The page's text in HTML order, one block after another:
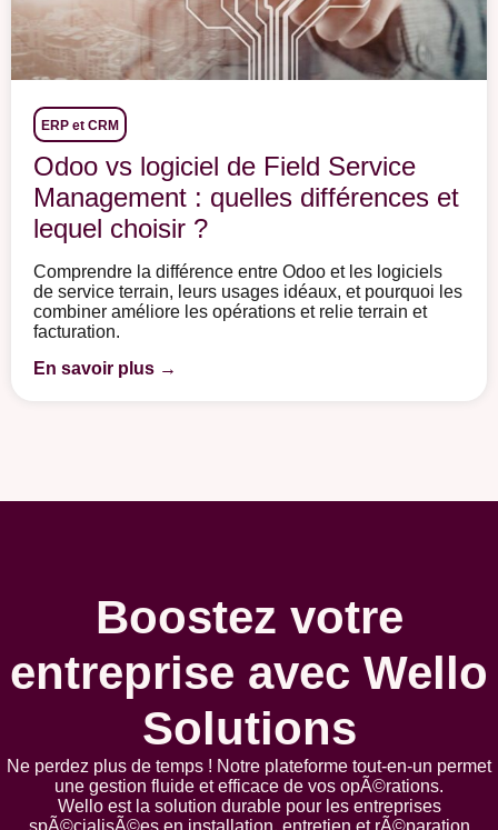
ERP et CRM
Odoo vs logiciel de Field Service
Management : quelles différences et
lequel choisir ?
Comprendre la différence entre Odoo et les logiciels
de service terrain, leurs usages idéaux, et pourquoi les
combiner améliore les opérations et relie terrain et
facturation.
En savoir plus →
Boostez votre
entreprise avec Wello
Solutions
Ne perdez plus de temps ! Notre plateforme tout-en-un permet
une gestion fluide et efficace de vos opÃ©rations.
Wello est la solution durable pour les entreprises
spÃ©cialisÃ©es en installation, entretien et rÃ©paration